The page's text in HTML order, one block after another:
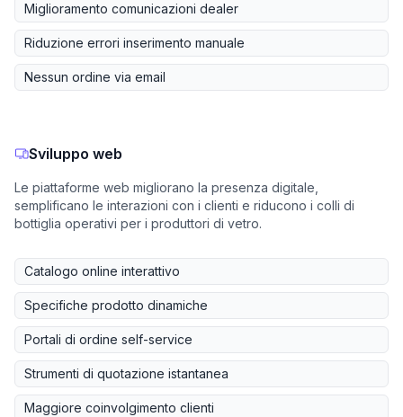
Miglioramento comunicazioni dealer
Riduzione errori inserimento manuale
Nessun ordine via email
Sviluppo web
Le piattaforme web migliorano la presenza digitale,
semplificano le interazioni con i clienti e riducono i colli di
bottiglia operativi per i produttori di vetro.
Catalogo online interattivo
Specifiche prodotto dinamiche
Portali di ordine self-service
Strumenti di quotazione istantanea
Maggiore coinvolgimento clienti